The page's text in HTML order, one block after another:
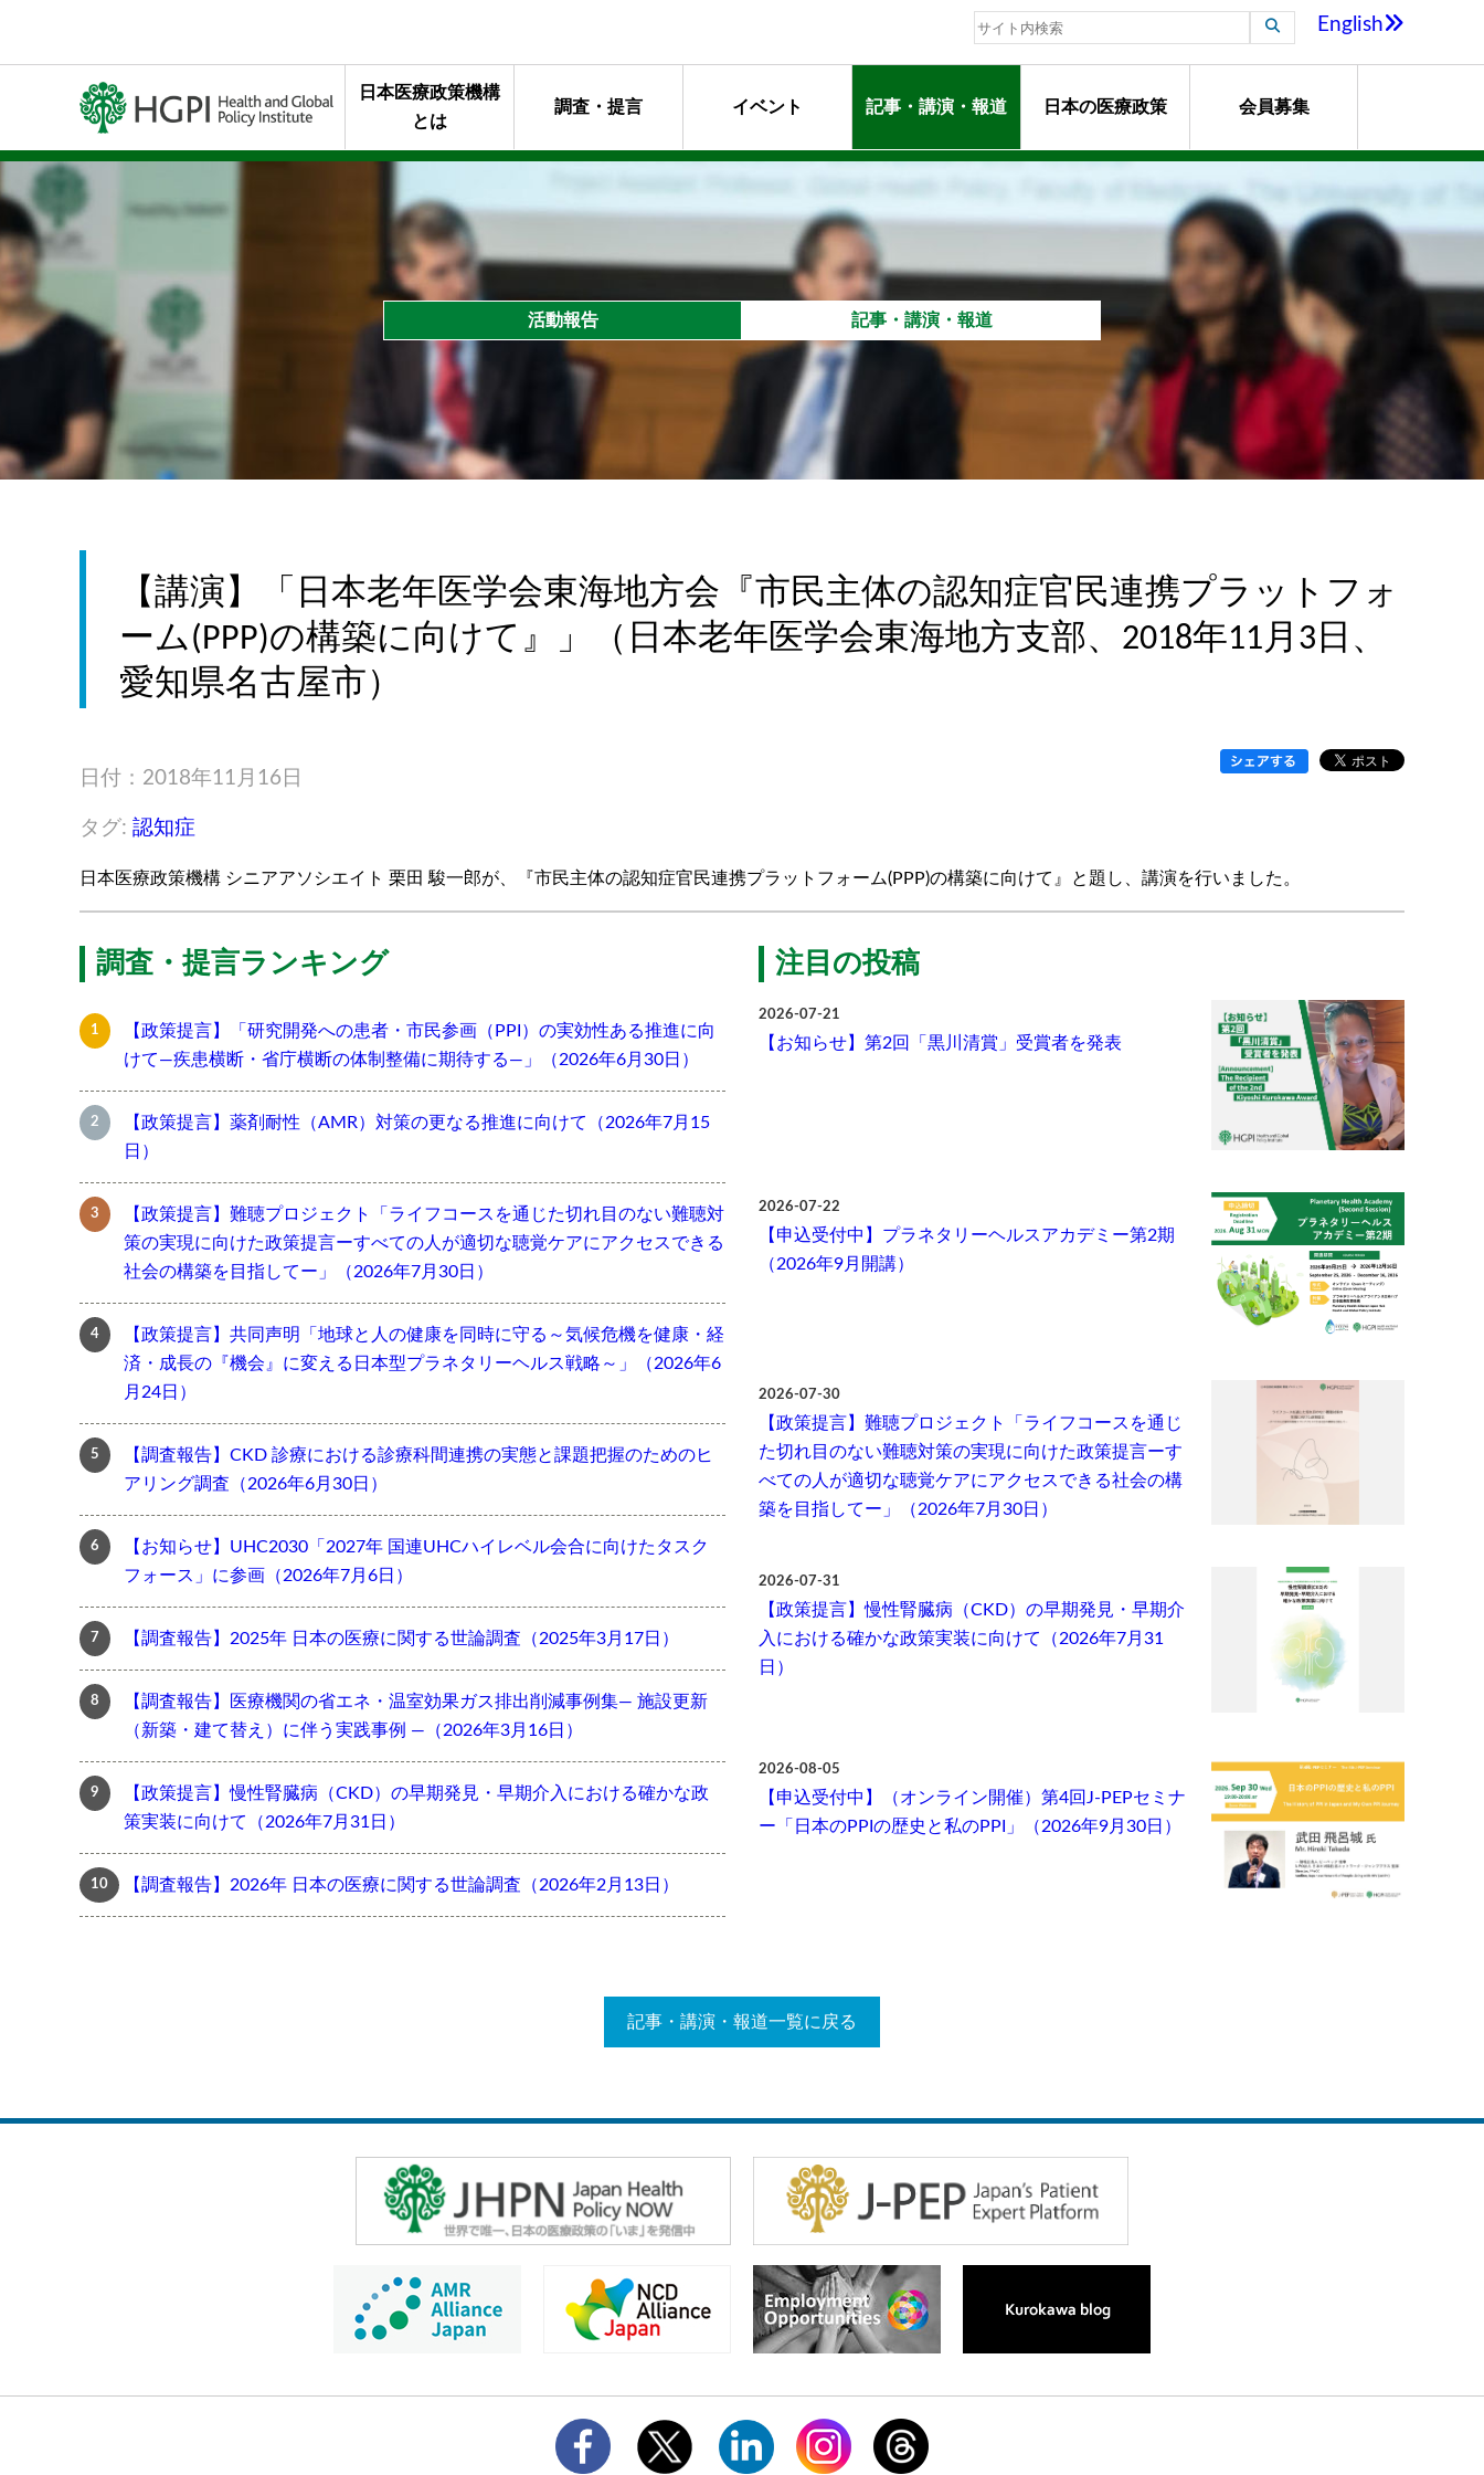
English
日本医療政策機構
とは
ミッション・行動指針
代表理事メッセージ
終身名誉チェアマンメッセージ
組織概要
年報・最近の活動
HGPIを支えるプロフェッショナル達
スタッフの声
HGPIのあゆみ
黒川清賞
調査・提言 イベント 記事・講演・報道 日本の医療政策 会員募集
活動報告 記事・講演・報道
【講演】「日本老年医学会東海地方会『市民主体の認知症官民連携プラットフォ
ーム(PPP)の構築に向けて』」（日本老年医学会東海地方支部、2018年11月3日、
愛知県名古屋市）
日付：2018年11月16日
タグ: 認知症
日本医療政策機構 シニアアソシエイト 栗田 駿一郎が、『市民主体の認知症官民連携プラットフォーム(PPP)の構築に向けて』と題し、講演を行いました。
調査・提言ランキング
【政策提言】「研究開発への患者・市民参画（PPI）の実効性ある推進に向
けて―疾患横断・省庁横断の体制整備に期待する―」（2026年6月30日）
【政策提言】薬剤耐性（AMR）対策の更なる推進に向けて（2026年7月15
日）
【政策提言】難聴プロジェクト「ライフコースを通じた切れ目のない難聴対
策の実現に向けた政策提言ーすべての人が適切な聴覚ケアにアクセスできる
社会の構築を目指してー」（2026年7月30日）
【政策提言】共同声明「地球と人の健康を同時に守る～気候危機を健康・経
済・成長の『機会』に変える日本型プラネタリーヘルス戦略～」（2026年6
月24日）
【調査報告】CKD 診療における診療科間連携の実態と課題把握のためのヒ
アリング調査（2026年6月30日）
【お知らせ】UHC2030「2027年 国連UHCハイレベル会合に向けたタスク
フォース」に参画（2026年7月6日）
【調査報告】2025年 日本の医療に関する世論調査（2025年3月17日）
【調査報告】医療機関の省エネ・温室効果ガス排出削減事例集― 施設更新
（新築・建て替え）に伴う実践事例 ―（2026年3月16日）
【政策提言】慢性腎臓病（CKD）の早期発見・早期介入における確かな政
策実装に向けて（2026年7月31日）
【調査報告】2026年 日本の医療に関する世論調査（2026年2月13日）
注目の投稿
2026-07-21
【お知らせ】第2回「黒川清賞」受賞者を発表
2026-07-22
【申込受付中】プラネタリーヘルスアカデミー第2期
（2026年9月開講）
2026-07-30
【政策提言】難聴プロジェクト「ライフコースを通じ
た切れ目のない難聴対策の実現に向けた政策提言ーす
べての人が適切な聴覚ケアにアクセスできる社会の構
築を目指してー」（2026年7月30日）
2026-07-31
【政策提言】慢性腎臓病（CKD）の早期発見・早期介
入における確かな政策実装に向けて（2026年7月31
日）
2026-08-05
【申込受付中】（オンライン開催）第4回J-PEPセミナ
ー「日本のPPIの歴史と私のPPI」（2026年9月30日）
記事・講演・報道一覧に戻る